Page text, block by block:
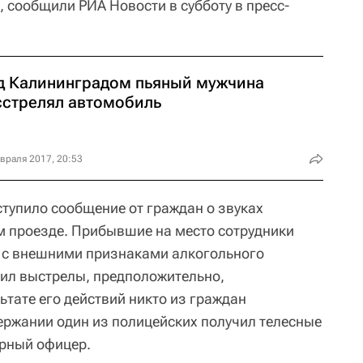
РИА Новости в субботу в пресс-
Калининградом пьяный мужчина
автомобиль
2017, 20:53
сообщение от граждан о звуках
проезде. Прибывшие на место сотрудники
внешними признаками алкогольного
выстрелы, предположительно,
его действий никто из граждан
один из полицейских получил телесные
офицер.